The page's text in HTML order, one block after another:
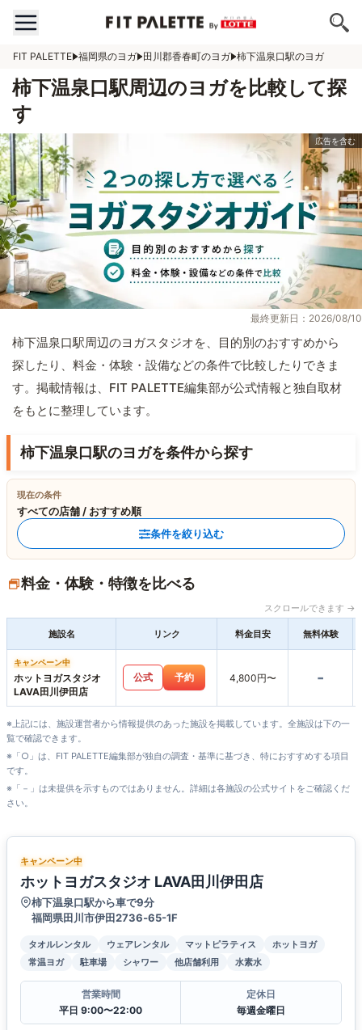
FIT PALETTE 福岡県のヨガ 田川郡香春町のヨガ 柿下温泉口駅のヨガ
柿下温泉口駅周辺のヨガを比較して探
す
最終更新日：2026/08/10
柿下温泉口駅周辺のヨガスタジオを、目的別のおすすめから
探したり、料金・体験・設備などの条件で比較したりできま
す。掲載情報は、FIT PALETTE編集部が公式情報と独自取材
をもとに整理しています。
柿下温泉口駅のヨガを条件から探す
現在の条件
すべての店舗 / おすすめ順
条件を絞り込む
料金・体験・特徴を比べる
スクロールできます →
施設名 リンク 料金目安 無料体験
キャンペーン中
ホットヨガスタジオ
LAVA田川伊田店
公式 予約 4,800円〜 -
※上記には、施設運営者から情報提供のあった施設を掲載しています。全施設は下の一
覧で確認できます。
※「○」は、FIT PALETTE編集部が独自の調査・基準に基づき、特におすすめする項目
です。
※「－」は未提供を示すものではありません。詳細は各施設の公式サイトをご確認くだ
さい。
キャンペーン中
ホットヨガスタジオ LAVA田川伊田店
柿下温泉口駅から車で9分
福岡県田川市伊田2736‐65-1F
タオルレンタル ウェアレンタル マットピラティス
ホットヨガ
常温ヨガ
駐車場 シャワー 他店舗利用 水素水
営業時間
平日 9:00〜22:00
定休日
毎週金曜日